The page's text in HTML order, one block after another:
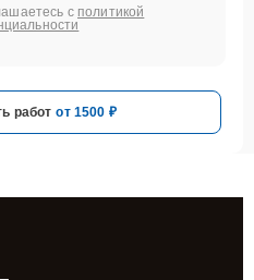
с политикой
работ от 1500 ₽